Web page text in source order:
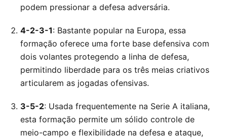
podem pressionar a defesa adversária.
4-2-3-1: Bastante popular na Europa, essa
formação oferece uma forte base defensiva com
dois volantes protegendo a linha de defesa,
permitindo liberdade para os três meias criativos
articularem as jogadas ofensivas.
3-5-2: Usada frequentemente na Serie A italiana,
esta formação permite um sólido controle de
meio-campo e flexibilidade na defesa e ataque,